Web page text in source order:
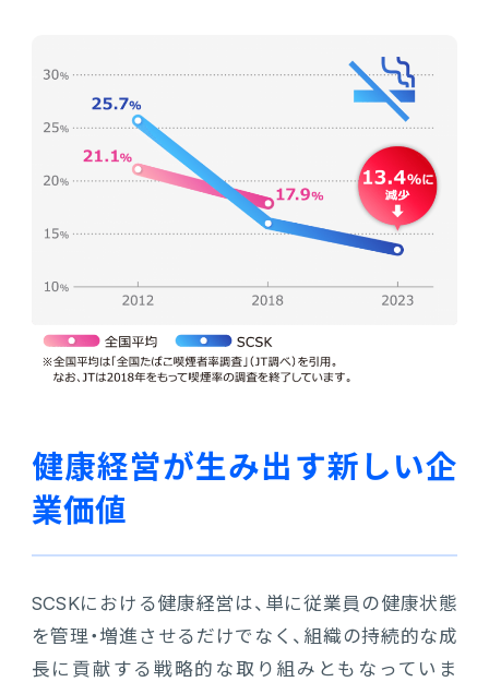
健康経営が生み出す新しい企
業価値
SCSKにおける健康経営は、単に従業員の健康状態
を管理・増進させるだけでなく、組織の持続的な成
長に貢献する戦略的な取り組みともなっていま